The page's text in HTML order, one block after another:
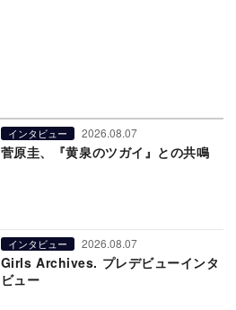
インタビュー 2026.08.07
菅原圭、『黄泉のツガイ』との共鳴
インタビュー 2026.08.07
Girls Archives. プレデビューインタ
ビュー